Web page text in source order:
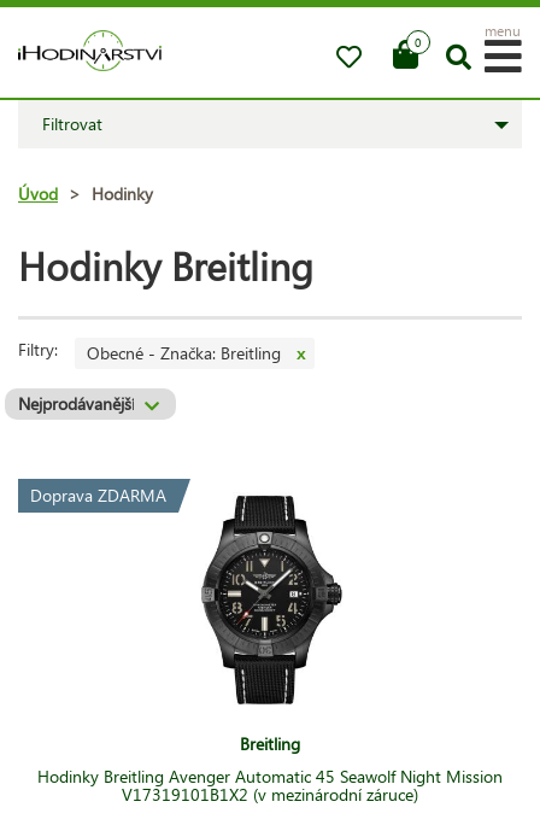
0
menu
Filtrovat
Úvod > Hodinky
Hodinky Breitling
Filtry: Obecné - Značka: Breitling x
Doprava ZDARMA
Breitling
Hodinky Breitling Avenger Automatic 45 Seawolf Night Mission
V17319101B1X2 (v mezinárodní záruce)